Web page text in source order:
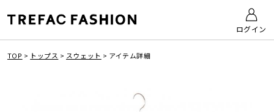
ログイン
TOP > トップス > スウェット > アイテム詳細